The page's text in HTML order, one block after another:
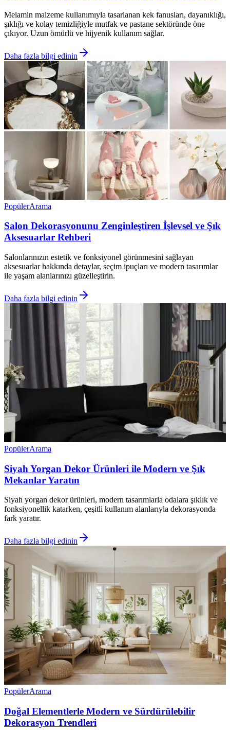
Melamin malzeme kullanımıyla tasarlanan kek fanusları, dayanıklığı,
şıklığı ve kolay temizliğiyle mutfak ve pastane sektöründe öne
çıkıyor. Uzun ömürlü ve hijyenik kullanım sağlar.
Daha fazla bilgi edinin
PopülerArama
Salon Dekorasyonunu Zenginleştiren İşlevsel ve Şık
Aksesuarlar Rehberi
Salonlarınızın estetik ve fonksiyonel görünmesini sağlayan
aksesuarlar hakkında detaylar, seçim ipuçları ve modern tasarımlar
ile yaşam alanlarınızı güzelleştirin.
Daha fazla bilgi edinin
PopülerArama
Siyah Yorgan Dekor Ürünleri ile Modern ve Şık
Mekanlar Yaratın
Siyah yorgan dekor ürünleri, modern tasarımlarla odalara şıklık ve
fonksiyonellik katarken, çeşitli kullanım alanlarıyla dekorasyonda
fark yaratır.
Daha fazla bilgi edinin
PopülerArama
Doğal Elementlerle Modern ve Sürdürülebilir
Dekorasyon Trendleri